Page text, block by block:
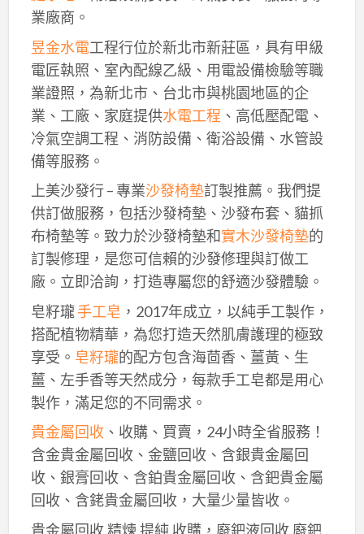
業廠商。
昱金水電工程行位於新北市新莊區，具有甲級
電匠執照、室內配線乙級、用電設備檢驗等職
業證照，為新北市、台北市與桃園地區的企
業、工廠、家庭提供水電工程 、高低壓配電、
冷氣空調工程、消防設備、衛浴設備、水管設
備等服務。
上美沙發行 – 專業沙發椅墊訂製推薦。我們提
供訂做服務，包括沙發椅墊、沙發布套、貓抓
布椅墊等。致力於沙發椅墊和實木沙發椅墊的
訂製修理，是您可信賴的沙發修理與訂做工
廠。立即洽詢，打造專屬您的舒適沙發體驗。
皂籽瓏手工皂 ，2017年成立，以純手工製作，
搭配植物精華，為您打造天然肌膚護理的極致
享受。 皂籽瓏的配方包含海茴香、薑黃、生
薑、左手香等天然成分，每款手工皂都是用心
製作，滿足您的不同需求。
貴金屬回收、收購、買賣，24小時全省服務！
含金貴金屬回收、金鹽回收、含銀貴金屬回
收、銀膏回收、含鉑貴金屬回收、含鈀貴金屬
回收、含銠貴金屬回收，大量少量皆收。
貴金屬回收,精煉,提純,收購，廢鈀液回收,廢鈀